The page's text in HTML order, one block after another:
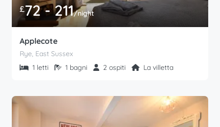
£72 - 211/night
Applecote
Rye, East Sussex
1 letti
1 bagni 2 ospiti La villetta